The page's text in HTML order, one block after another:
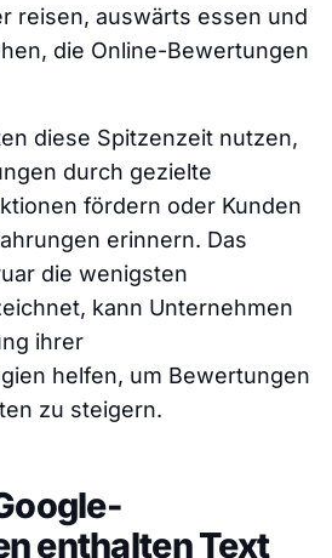
reisen, auswärts essen und
die Online-Bewertungen
diese Spitzenzeit nutzen,
durch gezielte
fördern oder Kunden
erinnern. Das
die wenigsten
kann Unternehmen
ihrer
helfen, um Bewertungen
zu steigern.
enthalten Text